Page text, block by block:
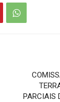
PARCIAIS